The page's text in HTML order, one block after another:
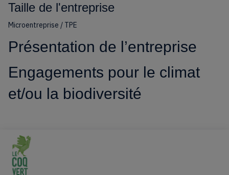
Taille de l'entreprise
Microentreprise / TPE
Présentation de l’entreprise
Engagements pour le climat
et/ou la biodiversité